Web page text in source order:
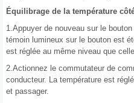
Équilibrage de la température
1.Appuyer de nouveau sur le
témoin lumineux sur le bouton est
est réglée au même niveau que
2.Actionnez le commutateur de
conducteur. La température est
et passager.